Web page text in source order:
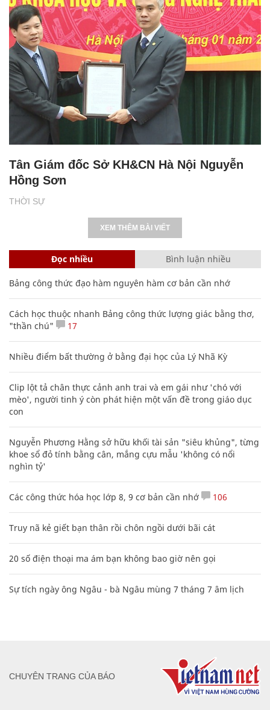
THỜI SỰ
Tân Giám đốc Sở KH&CN Hà Nội Nguyễn
Hồng Sơn
XEM THÊM BÀI VIẾT
Đọc nhiều Bình luận nhiều
Bảng công thức đạo hàm nguyên hàm cơ bản cần nhớ
Cách học thuộc nhanh Bảng công thức lượng giác bằng thơ,
"thần chú"
17
Nhiều điểm bất thường ở bằng đại học của Lý Nhã Kỳ
Clip lột tả chân thực cảnh anh trai và em gái như 'chó với
mèo', người tinh ý còn phát hiện một vấn đề trong giáo dục
con
Nguyễn Phương Hằng sở hữu khối tài sản "siêu khủng", từng
khoe sổ đỏ tính bằng cân, mắng cựu mẫu 'không có nổi
nghìn tỷ'
Các công thức hóa học lớp 8, 9 cơ bản cần nhớ 106
Truy nã kẻ giết bạn thân rồi chôn ngồi dưới bãi cát
20 số điện thoại ma ám bạn không bao giờ nên gọi
Sự tích ngày ông Ngâu - bà Ngâu mùng 7 tháng 7 âm lịch
CHUYÊN TRANG CỦA BÁO